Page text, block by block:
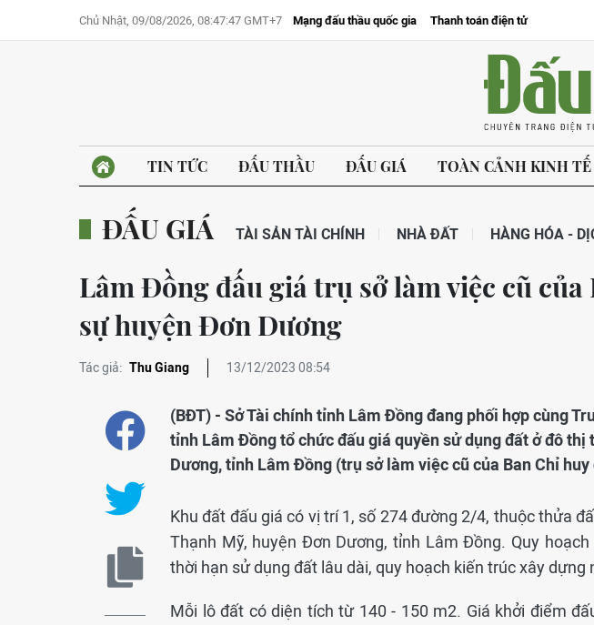
Chủ Nhật, 09/08/2026, 08:47:47 GMT+7 Mạng đấu thầu quốc gia Thanh toán điện tử
TIN TỨC ĐẤU THẦU ĐẤU GIÁ TOÀN CẢNH KINH TẾ
ĐẤU GIÁ TÀI SẢN TÀI CHÍNH NHÀ ĐẤT HÀNG HÓA -
Lâm Đồng đấu giá trụ sở làm việc cũ của
sự huyện Đơn Dương
Tác giả: Thu Giang 13/12/2023 08:54
(BĐT) - Sở Tài chính tỉnh Lâm Đồng đang phối hợp cùng
tỉnh Lâm Đồng tổ chức đấu giá quyền sử dụng đất ở đô
Dương, tỉnh Lâm Đồng (trụ sở làm việc cũ của Ban Chỉ
Khu đất đấu giá có vị trí 1, số 274 đường 2/4, thuộc thửa
Thạnh Mỹ, huyện Đơn Dương, tỉnh Lâm Đồng. Quy
thời hạn sử dụng đất lâu dài, quy hoạch kiến trúc xây dựng
Mỗi lô đất có diện tích từ 140 - 150 m2. Giá khởi điểm